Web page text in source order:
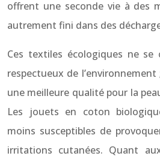
offrent une seconde vie à des
autrement fini dans des
Ces textiles écologiques ne se
respectueux de
une meilleure qualité pour la
Les jouets en coton
moins susceptibles de
irritations cutanées. Quant